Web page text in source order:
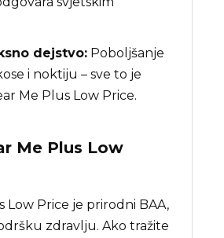
dejstvo: Poboljšanje
i noktiju – sve to je
Me Plus Low Price.
Me Plus Low
Low Price je prirodni BAA,
zdravlju. Ako tražite